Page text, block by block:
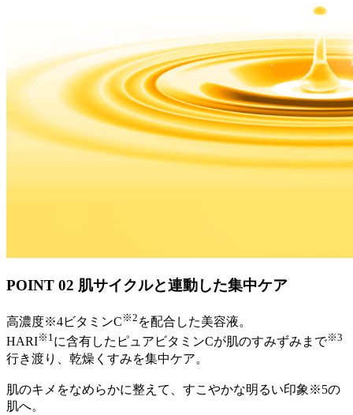
POINT 02 肌サイクルと連動した集中ケア
高濃度※4ビタミンC ※2 を配合した美容液。
HARI※1に含有したピュアビタミンCが肌のすみずみまで※3
行き渡り、乾燥くすみを集中ケア。
肌のキメをなめらかに整えて、すこやかな明るい印象※5の
肌へ。